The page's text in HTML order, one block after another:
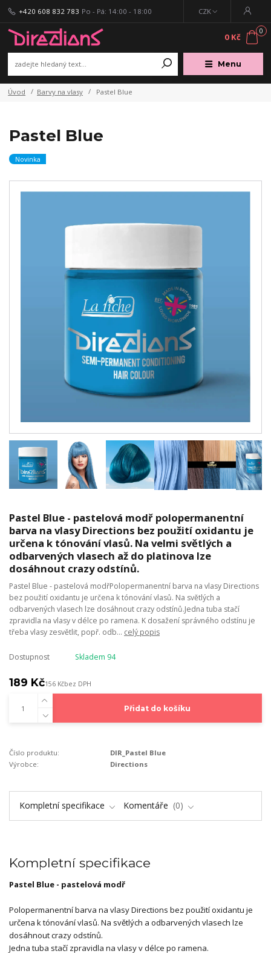
Menu
CZK
+420 608 832 783 Po - Pá: 14:00 - 18:00
0
0 Kč
Úvod Barvy na vlasy Pastel Blue
Pastel Blue
Novinka
Pastel Blue - pastelová modř polopermanentní
barva na vlasy Directions bez použití oxidantu je
určena k tónování vlasů. Na velmi světlých a
odbarvených vlasech až do platinova lze
dosáhnout crazy odstínů.
Pastel Blue - pastelová modřPolopermanentní barva na vlasy Directions
bez použití oxidantu je určena k tónování vlasů. Na světlých a
odbarvených vlasech lze dosáhnout crazy odstínů.Jedna tuba stačí
zpravidla na vlasy v délce po ramena. K dosažení správného odstínu je
třeba vlasy zesvětlit, popř. odb... celý popis
Dostupnost Skladem 94
189 Kč156 Kčbez DPH
Přidat do košíku
Číslo produktu:
DIR_Pastel Blue
Výrobce:
Directions
Kompletní specifikace Komentáře 0
Kompletní specifikace
Pastel Blue - pastelová modř
Polopermanentní barva na vlasy Directions bez použití oxidantu je
určena k tónování vlasů. Na světlých a odbarvených vlasech lze
dosáhnout crazy odstínů.
Jedna tuba stačí zpravidla na vlasy v délce po ramena.